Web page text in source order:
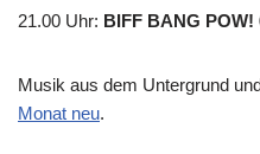
21.00 Uhr: BIFF BANG POW!
Musik aus dem Untergrund
Monat neu.